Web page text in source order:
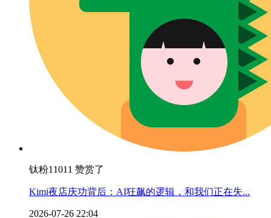
钛粉11011 赞赏了
Kimi夜店庆功背后：AI狂飙的逻辑，和我们正在失...
2026-07-26 22:04